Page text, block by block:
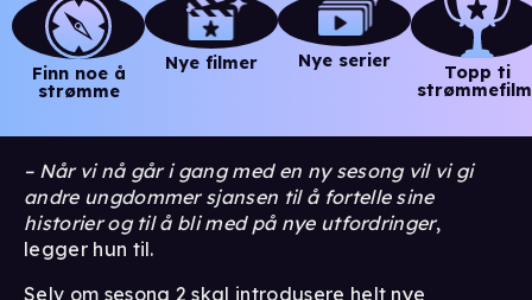
Finn noe å
strømme
Nye filmer Nye serier
Topp ti
– Når vi nå går i gang med en ny sesong vil vi gi
andre ungdommer sjansen til å fortelle sine
historier og til å bli med på nye utfordringer,
legger hun til.
Selv om sesong 2 skal introdusere helt nye